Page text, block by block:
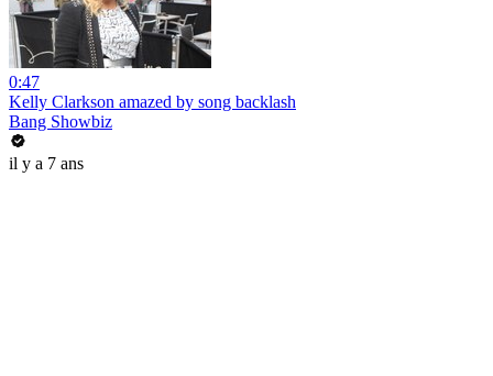
0:47
Kelly Clarkson amazed by song backlash
Bang Showbiz
il y a 7 ans